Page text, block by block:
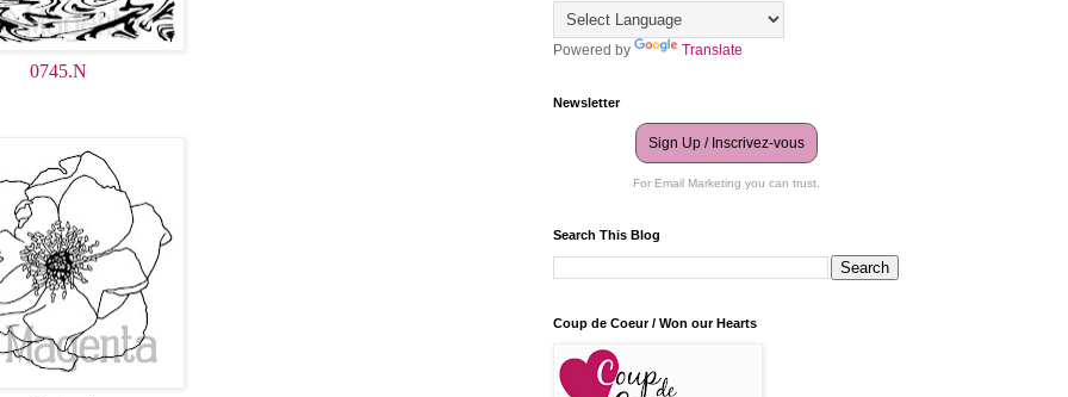
0745.N
Powered by Translate
Newsletter
Sign Up / Inscrivez-vous
For Email Marketing you can trust.
Search This Blog
Coup de Coeur / Won our Hearts